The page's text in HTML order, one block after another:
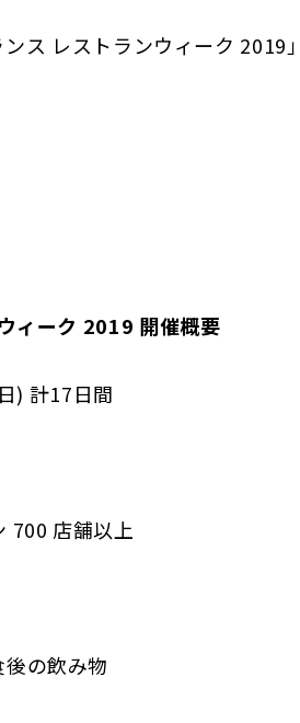
ス レストランウィーク 2019
ィーク 2019 開催概要
) 計17日間
700 店舗以上
後の飲み物